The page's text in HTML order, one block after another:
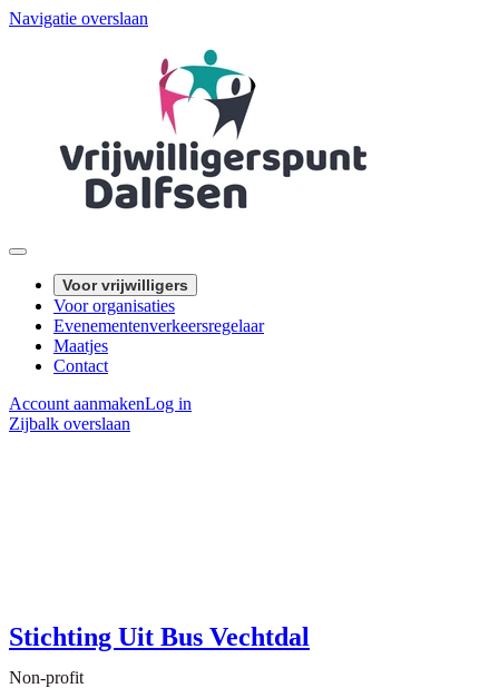
Navigatie overslaan
Voor vrijwilligers
Voor organisaties
Evenementenverkeersregelaar
Maatjes
Contact
Account aanmakenLog in
Zijbalk overslaan
Stichting Uit Bus Vechtdal
Non-profit